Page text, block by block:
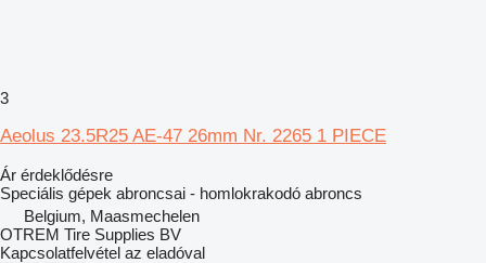
3
Aeolus 23.5R25 AE-47 26mm Nr. 2265 1 PIECE
Ár érdeklődésre
Speciális gépek abroncsai - homlokrakodó abroncs
Belgium, Maasmechelen
OTREM Tire Supplies BV
Kapcsolatfelvétel az eladóval